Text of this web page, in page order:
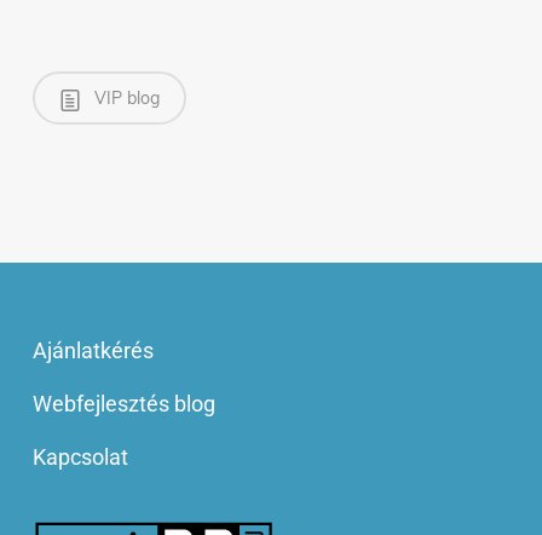
VIP blog
Ajánlatkérés
Webfejlesztés blog
Kapcsolat